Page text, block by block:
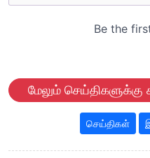
மேலும் செய்திகளுக்கு
செய்திகள்